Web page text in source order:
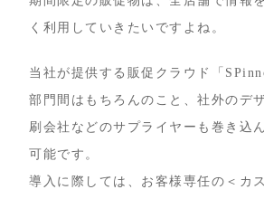
く利用していきたいですよね。
当社が提供する販促クラウド「
部門間はもちろんのこと、社外のデ
刷会社などのサプライヤーも巻き込
可能です。
導入に際しては、お客様専任の＜カ